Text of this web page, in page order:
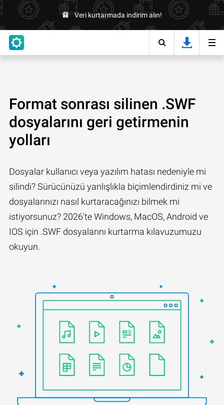
Veri kurtarmada indirim alın!
Format sonrası silinen .SWF
dosyalarını geri getirmenin
yolları
Dosyalar kullanıcı veya yazılım hatası nedeniyle mi
silindi? Sürücünüzü yanlışlıkla biçimlendirdiniz mi ve
dosyalarınızı nasıl kurtaracağınızı bilmek mi
istiyorsunuz? 2026'te Windows, MacOS, Android ve
IOS için .SWF dosyalarını kurtarma kılavuzumuzu
okuyun.